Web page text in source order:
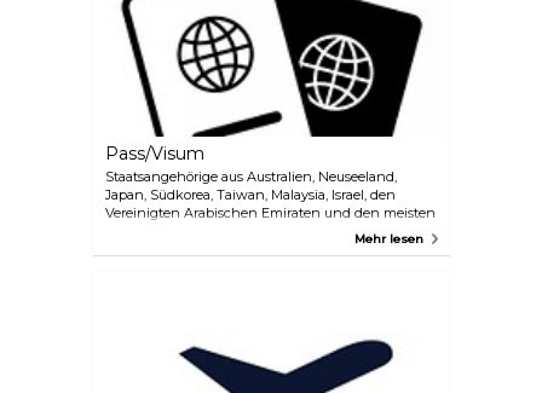
Pass/Visum
Staatsangehörige aus Australien, Neuseeland,
Japan, Südkorea, Taiwan, Malaysia, Israel, den
Vereinigten Arabischen Emiraten und den meisten
Ländern Amerikas können Finnland bis zu 90 Tage
benötigen für die Einreise in den Schengen-Raum
einen Reisepass, der noch mindestens 3 Monate
über das Ende der geplanten Reise hinaus gültig
Mehr lesen